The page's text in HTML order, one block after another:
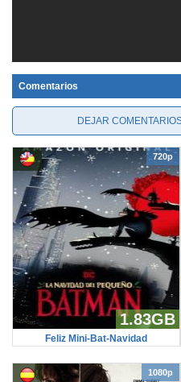
Comentarios
DEJAR
720p
1.83GB
Feliz Mini-Bat-Navidad
1080p